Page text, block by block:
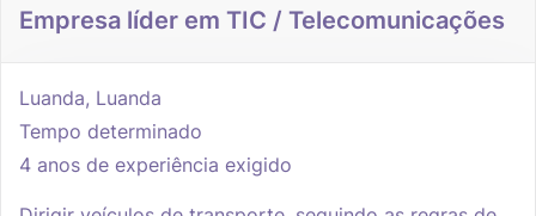
Empresa líder em TIC / Telecomunicações
Luanda, Luanda
Tempo determinado
4 anos de experiência exigido